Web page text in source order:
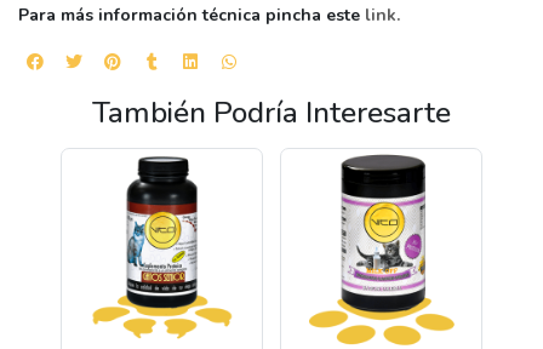
Para más información técnica pincha este link.
También Podría Interesarte